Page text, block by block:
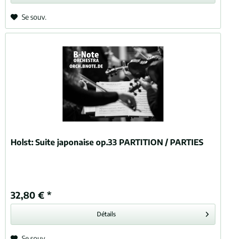
Se souv.
Holst:Suite japonaise op.33 PARTITION / PARTIES
32,80 € *
Détails